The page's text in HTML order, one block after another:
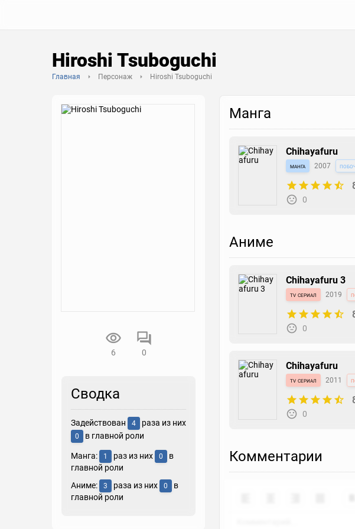
Hiroshi Tsuboguchi
Главная Персонаж Hiroshi Tsuboguchi
6 0
Сводка
Задействован 4 раза из них
0 в главной роли
Манга: 1 раз из них 0
в
главной роли
Аниме:
3 раза из них 0
в
главной роли
Манга
Chihayafuru
манга 2007
0
Аниме
Chihayafuru 3
tv сериал 2019
0
Chihayafuru
tv сериал 2011
0
Комментарии